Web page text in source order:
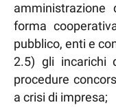
forma
pubblico, enti e
2.5) gli incarichi
procedure
a crisi di impresa;